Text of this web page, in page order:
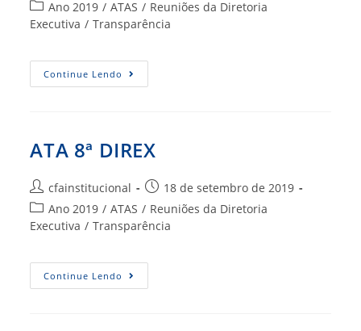
Categoria
do
Ano 2019 / ATAS / Reuniões da Diretoria
Executiva / Transparência
Continue Lendo Ata
9ª
ATA 8ª DIREX
Autor
do
post:
cfainstitucional
Post
publicado:
18 de setembro de 2019
Categoria
do
Ano 2019 / ATAS / Reuniões da Diretoria
Executiva / Transparência
Continue Lendo ATA
8ª